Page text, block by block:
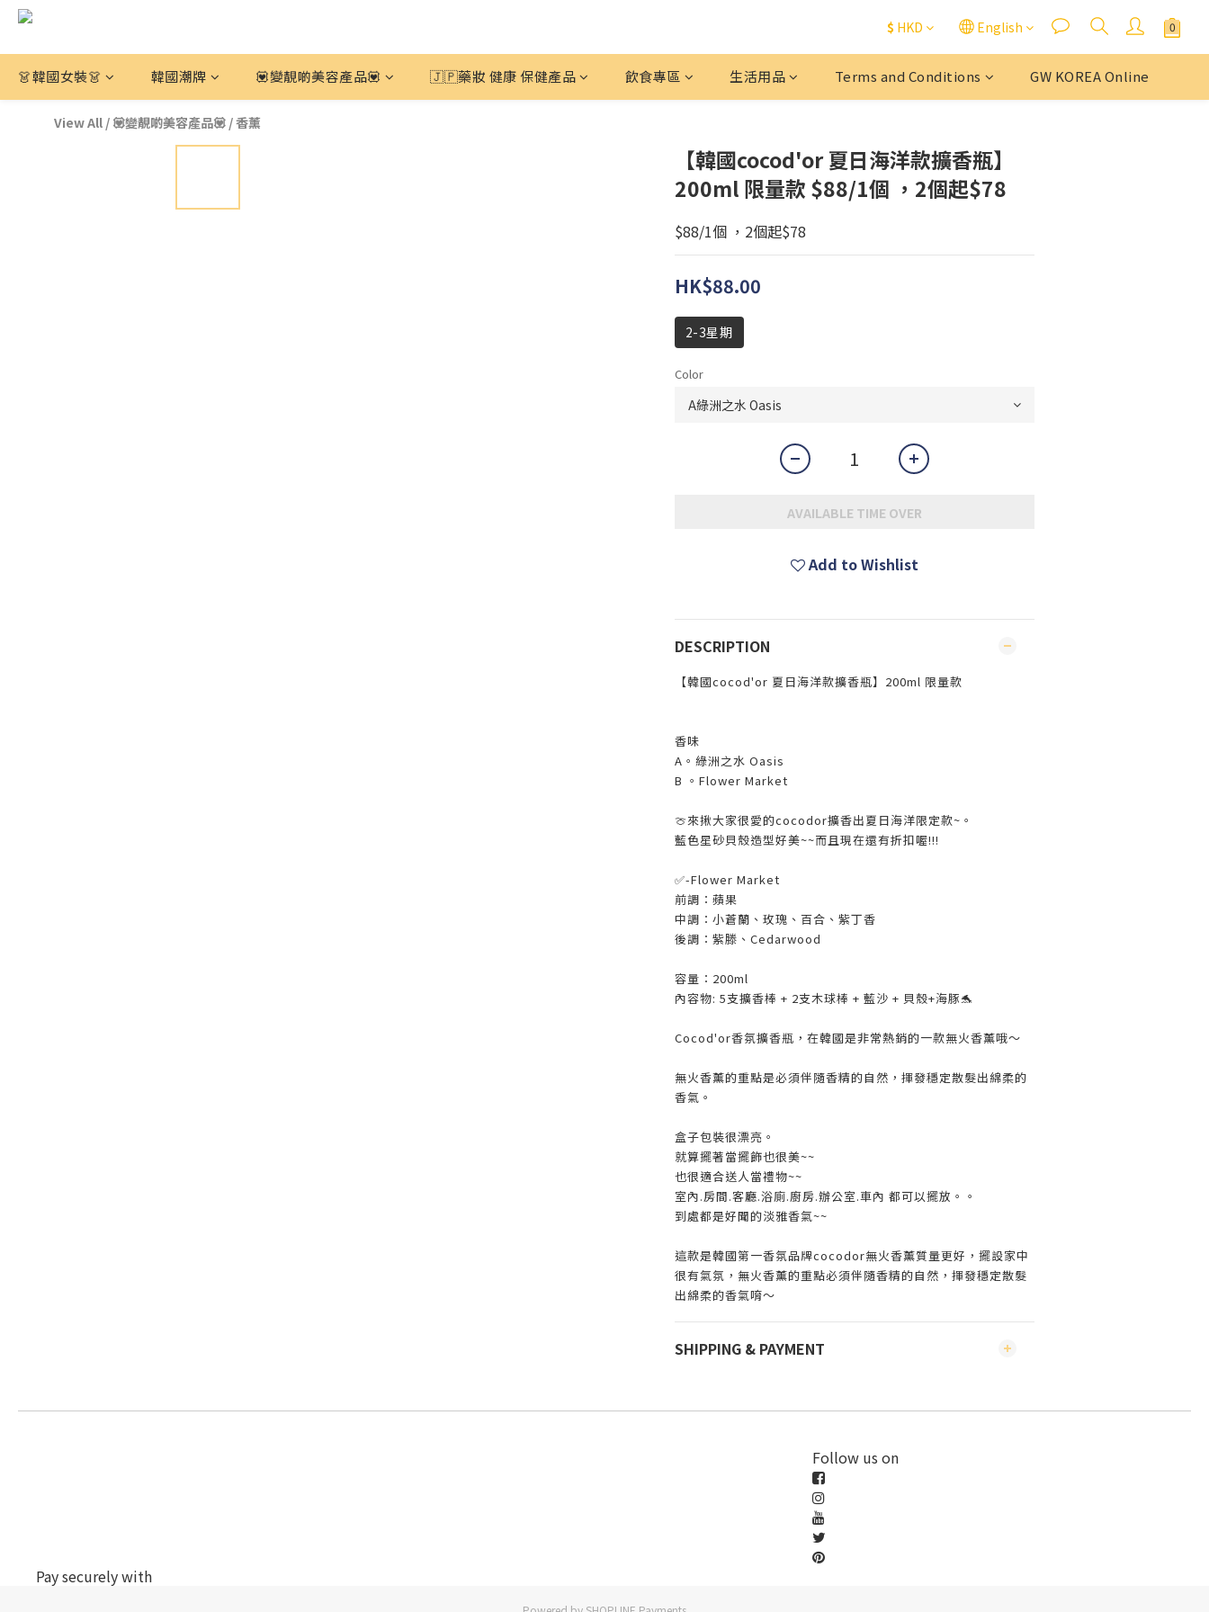
$ HKD English
👗韓國女裝👗 韓國潮牌 💟變靚啲美容產品💟 🇯🇵藥妝 健康 保健產品 飲食專區 生活用品 Terms and Conditions GW KOREA Online
View All / 💟變靚啲美容產品💟 /香薰
【韓國cocod'or 夏日海洋款擴香瓶】
200ml 限量款 $88/1個 ，2個起$78
$88/1個 ，2個起$78
HK$88.00
2-3星期
Color
AVAILABLE TIME OVER
Add to Wishlist
DESCRIPTION
【韓國cocod'or 夏日海洋款擴香瓶】200ml 限量款
香味
A。綠洲之水 Oasis
B 。Flower Market
🍈來揪大家很愛的cocodor擴香出夏日海洋限定款~。
藍色星砂貝殼造型好美~~而且現在還有折扣喔!!!
✅-Flower Market
前調：蘋果
中調：小蒼蘭、玫瑰、百合、紫丁香
後調：紫滕、Cedarwood
容量：200ml
內容物: 5支擴香棒 + 2支木球棒 + 藍沙 + 貝殼+海豚🐬
Cocod'or香氛擴香瓶，在韓國是非常熱銷的一款無火香薰哦～
無火香薰的重點是必須伴隨香精的自然，揮發穩定散髮出綿柔的
香氣。
盒子包裝很漂亮。
就算擺著當擺飾也很美~~
也很適合送人當禮物~~
室內.房間.客廳.浴廁.廚房.辦公室.車內 都可以擺放。。
到處都是好聞的淡雅香氣~~
這款是韓國第一香氛品牌cocodor無火香薰質量更好，擺設家中
很有氣氛，無火香薰的重點必須伴隨香精的自然，揮發穩定散髮
出綿柔的香氣唷～
SHIPPING & PAYMENT
Follow us on
Pay securely with